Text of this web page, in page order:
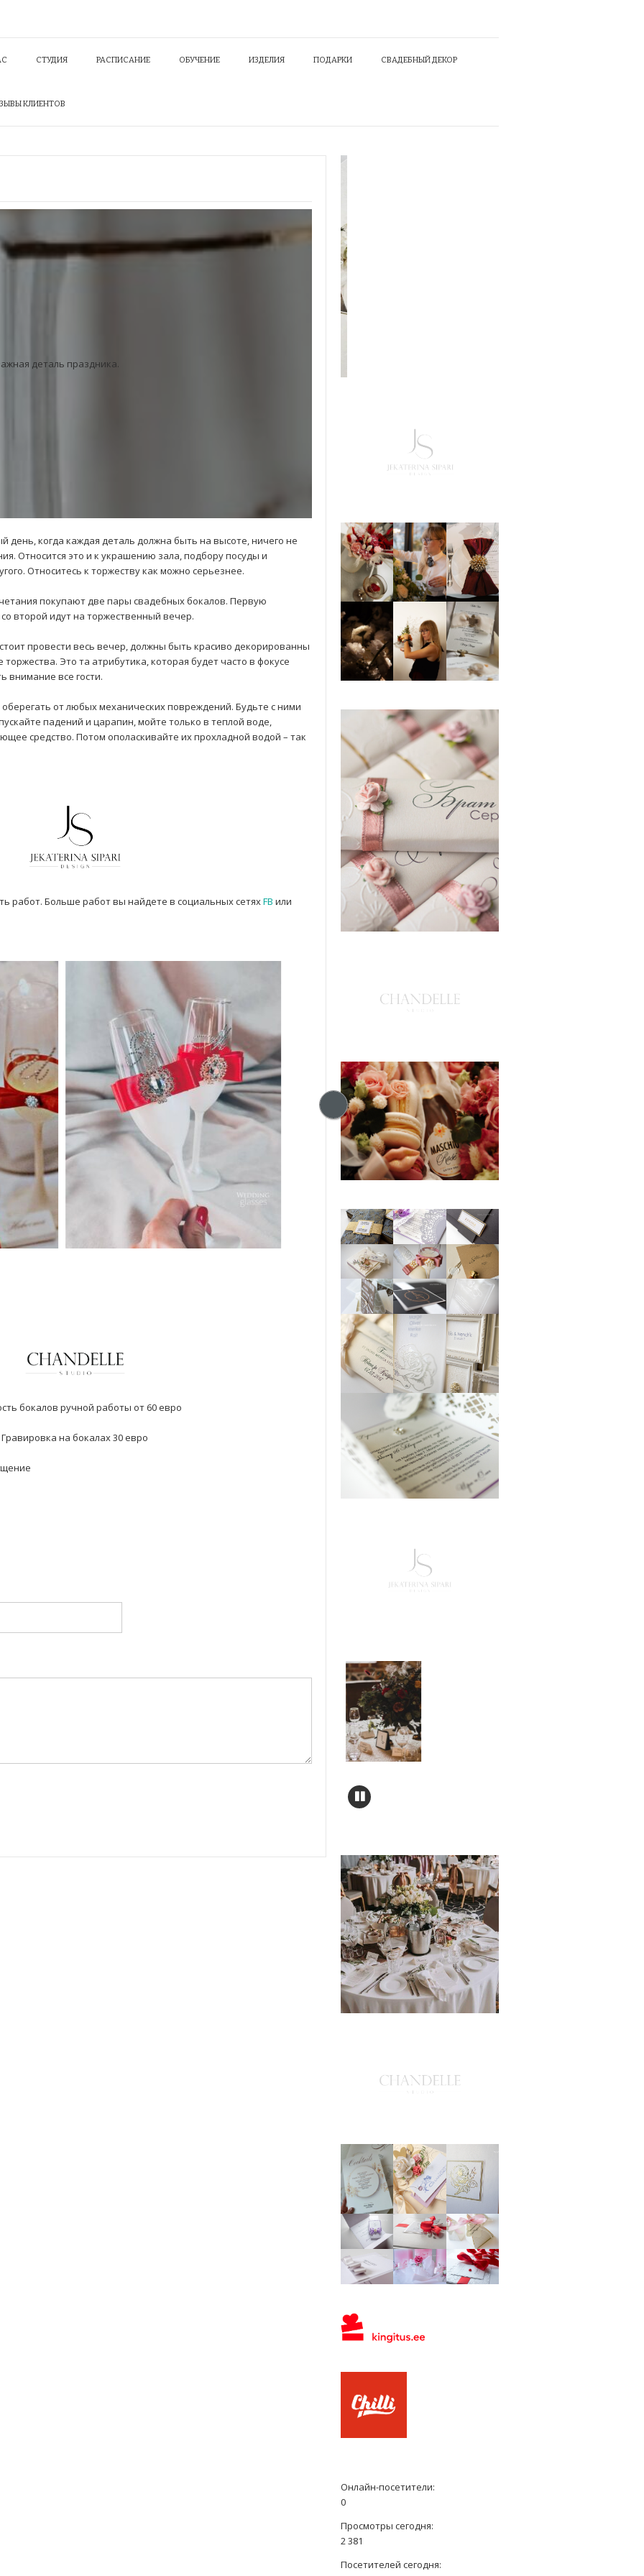
СТУДИЯ РАСПИСАНИЕ ОБУЧЕНИЕ ИЗДЕЛИЯ ПОДАРКИ СВАДЕБНЫЙ ДЕКОР
КЛИЕНТОВ
деталь праздника.
день, когда каждая деталь должна быть на высоте, ничего не
Относится это и к украшению зала, подбору посуды и
Относитесь к торжеству как можно серьезнее.
покупают две пары свадебных бокалов. Первую
второй идут на торжественный вечер.
провести весь вечер, должны быть красиво декорированны
Это та атрибутика, которая будет часто в фокусе
внимание все гости.
от любых механических повреждений. Будьте с ними
падений и царапин, мойте только в теплой воде,
средство. Потом ополаскивайте их прохладной водой – так
работ. Больше работ вы найдете в социальных сетяхFB или
бокалов ручной работы от 60 евро
Гравировка на бокалах 30 евро
Онлайн-посетители:
0
Просмотры сегодня:
2 381
Посетителей сегодня: